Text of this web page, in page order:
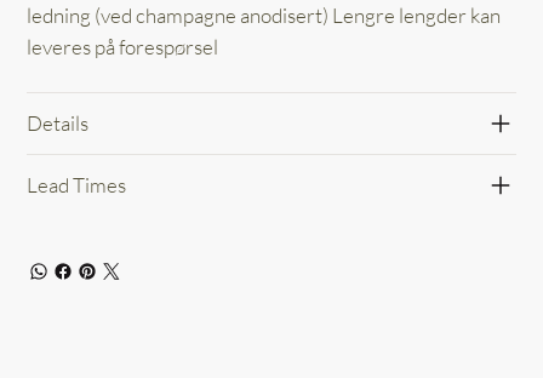
ledning (ved champagne anodisert) Lengre lengder kan
leveres på forespørsel
Details
Lead Times